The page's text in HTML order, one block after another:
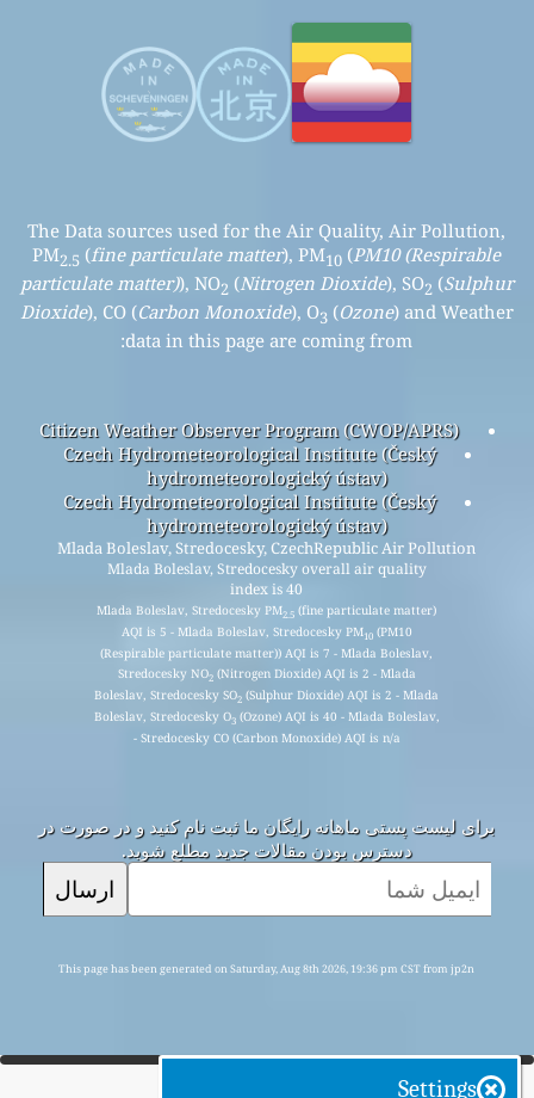
The Data sources used for the Air Quality, Air Pollution,
PM2.5(fine particulate matter), PM10(PM10 (Respirable
particulate matter)), NO2 (Nitrogen Dioxide), SO2 (Sulphur
Dioxide), CO (Carbon Monoxide), O3 (Ozone ) and Weather
data in this page are coming from:
Citizen Weather Observer Program (CWOP/APRS)
Czech Hydrometeorological Institute (Český
hydrometeorologický ústav)
Czech Hydrometeorological Institute (Český
hydrometeorologický ústav)
Mlada Boleslav, Stredocesky, CzechRepublic Air Pollution
Mlada Boleslav, Stredocesky overall air quality
index is 40
Mlada Boleslav, Stredocesky PM2.5(fine particulate matter)
AQI is 5 - Mlada Boleslav, Stredocesky PM10(PM10
(Respirable particulate matter)) AQI is 7 - Mlada Boleslav,
Stredocesky NO 2(Nitrogen Dioxide) AQI is 2 - Mlada
Boleslav, Stredocesky SO 2(Sulphur Dioxide) AQI is 2 - Mlada
Boleslav, Stredocesky O 3(Ozone) AQI is 40 - Mlada Boleslav,
Stredocesky CO (Carbon Monoxide) AQI is n/a -
برای لیست پستی ماهانه رایگان ما ثبت نام کنید و در صورت در
دسترس بودن مقالات جدید مطلع شوید.
ارسال
This page has been generated on Saturday, Aug 8th 2026, 19:36 pm CST from jp2n
Settings